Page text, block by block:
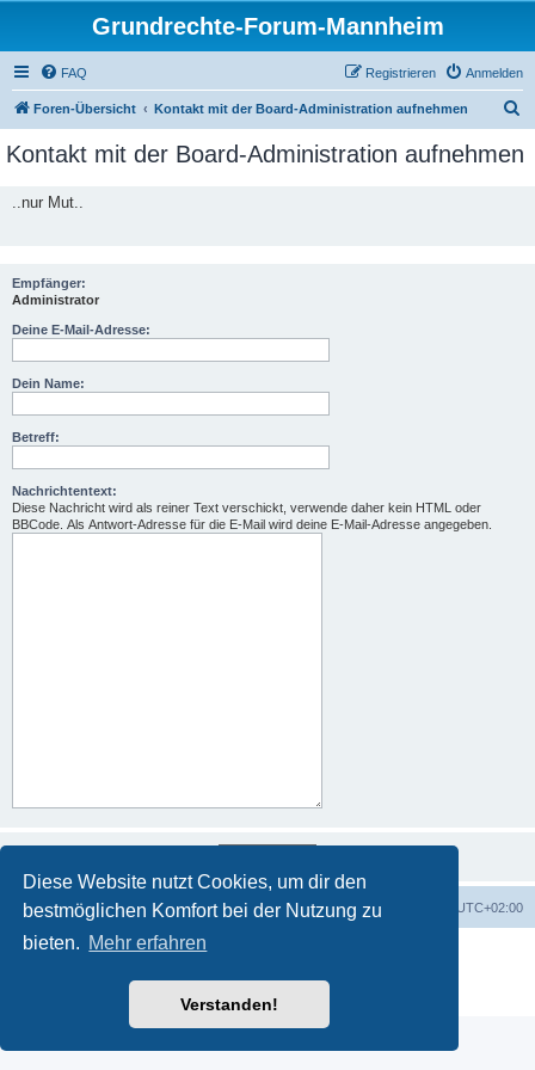
Diese Website nutzt Cookies, um dir den
bestmöglichen Komfort bei der Nutzung zu
bieten. Mehr erfahren
Verstanden!
Grundrechte-Forum-Mannheim
FAQ Anmelden
Registrieren
Foren-Übersicht Kontakt mit der Board-Administration aufnehmen
c
Kontakt mit der Board-Administration aufnehmen
..nur Mut..
Empfänger:
Administrator
Deine E-Mail-Adresse:
Dein Name:
Betreff:
Nachrichtentext:
Diese Nachricht wird als reiner Text verschickt, verwende daher kein HTML oder
BBCode. Als Antwort-Adresse für die E-Mail wird deine E-Mail-Adresse angegeben.
Foren-Übersicht Alle Zeiten sind UTC+02:00
Powered byphpBB